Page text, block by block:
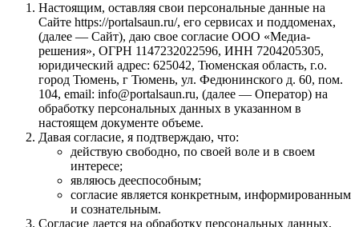
Настоящим, оставляя свои персональные данные на
Сайте https://portalsaun.ru/, его сервисах и поддоменах,
(далее — Сайт), даю свое согласие ООО «Медиа-
решения», ОГРН 1147232022596, ИНН 7204205305,
юридический адрес: 625042, Тюменская область, г.о.
город Тюмень, г Тюмень, ул. Федюнинского д. 60, пом.
104, email: info@portalsaun.ru, (далее — Оператор) на
обработку персональных данных в указанном в
настоящем документе объеме.
Давая согласие, я подтверждаю, что:
действую свободно, по своей воле и в своем
интересе;
являюсь дееспособным;
согласие является конкретным, информированным
и сознательным.
Согласие дается на обработку персональных данных,